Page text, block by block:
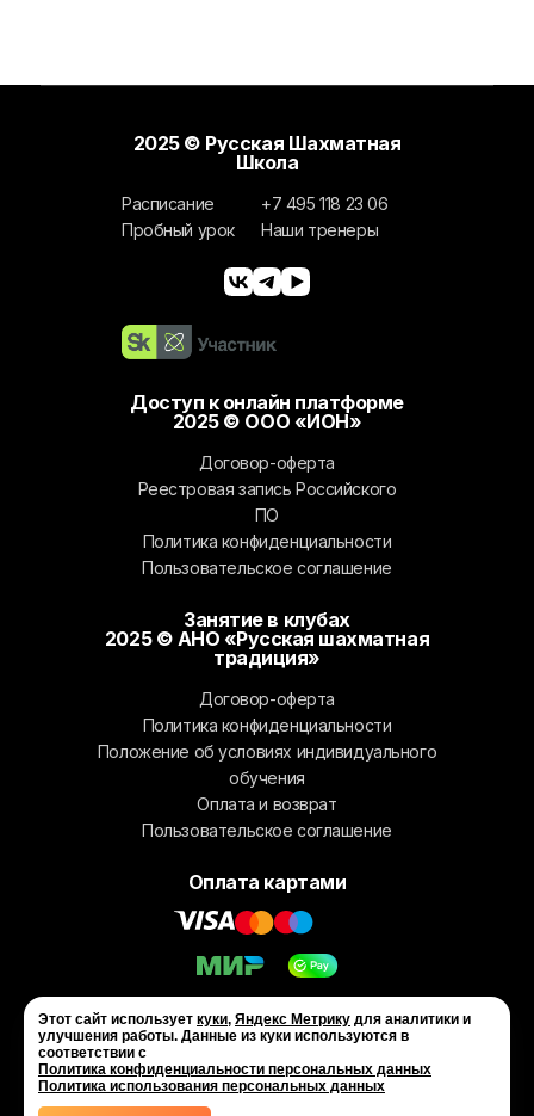
Этот сайт использует куки, Яндекс Метрику для аналитики и
улучшения работы. Данные из куки используются в
соответствии с
Политика конфиденциальности персональных данных
Политика использования персональных данных
2025 © Русская Шахматная
Школа
+7 495 118 23 06
Наши тренеры
Расписание
Пробный урок
Доступ к онлайн платформе
2025 © ООО «ИОН»
Договор-оферта
Реестровая запись Российского
ПО
Политика конфиденциальности
Пользовательское соглашение
Занятие в клубах
2025 © АНО «Русская шахматная
традиция»
Договор-оферта
Политика конфиденциальности
Положение об условиях индивидуального
обучения
Оплата и возврат
Пользовательское соглашение
Оплата картами